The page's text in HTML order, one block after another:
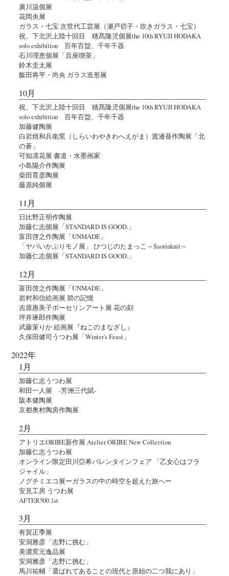
廣川温個展
花岡央展
ガラス・七宝 次世代工芸展（瀬戸切子・吹きガラス・七宝）
祝、下北沢上陸十回目 穂髙隆児個展the 10th RYUJI HODAKA
solo exhibition 百年百盌、千年千器
石川理恵個展「且座喫茶」
鈴木圭太展
飯田将平・尚央 ガラス造形展
10月
祝、下北沢上陸十回目 穂髙隆児個展the 10th RYUJI HODAKA
solo exhibition 百年百盌、千年千器
加藤健陶展
白岩焼和兵衛窯（しらいわやきわへえがま）渡邊葵作陶展「北
の蒼」
可知凛花展 書道・水墨画家
小島陽介作陶展
柴田育彦陶展
藤原純個展
11月
日比野正明作陶展
加藤仁志個展「STANDARD IS GOOD.」
富田啓之作陶展「UNMADE」
「ヤバいかぶりモノ展」 ひつじのたまっこ～Saorinknit～
加藤仁志個展「STANDARD IS GOOD.」
12月
富田啓之作陶展「UNMADE」
岩村和信絵画展 碧の記憶
吉原惠美子ポーセリンアート展 花の刻
坪井琢郎作陶展
武藤茉りか 絵画展『ねこのまなざし』
久保田健司うつわ展「Winter's Feast」
2022年
1月
加藤仁志うつわ展
和田一人展 -芳洲三代賦-
阪本健陶展
京都奥村陶房作陶展
2月
アトリエORIBE新作展 Atelier ORIBE New Collection
加藤仁志うつわ展
オンライン限定田川亞希バレンタインフェア 「乙女心はフラ
ジャイル」
ノグチミエコ展ーガラスの中の時空を超えた旅へー
安見工房 うつわ展
AFTER500.1st
3月
有賀正季展
安洞雅彦「志野に挑む」
美濃窯元逸品展
安洞雅彦「志野に挑む」
馬川祐輔「選ばれてあることの現代と原始の二つ我にあり」